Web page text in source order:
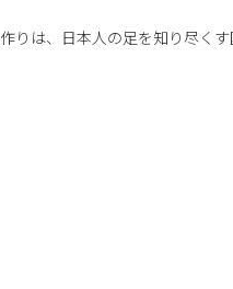
りは、日本人の足を知り尽くす